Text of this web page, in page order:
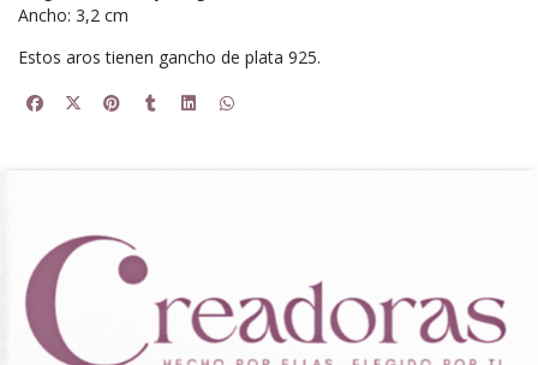
Ancho: 3,2 cm
Estos aros tienen gancho de plata 925.